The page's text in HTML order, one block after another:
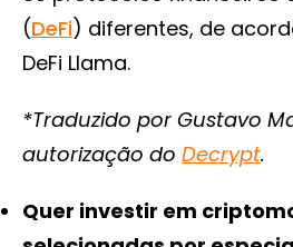
(DeFi) diferentes, de
DeFi Llama.
*Traduzido por Gustavo
autorização do Decrypt.
Quer investir em